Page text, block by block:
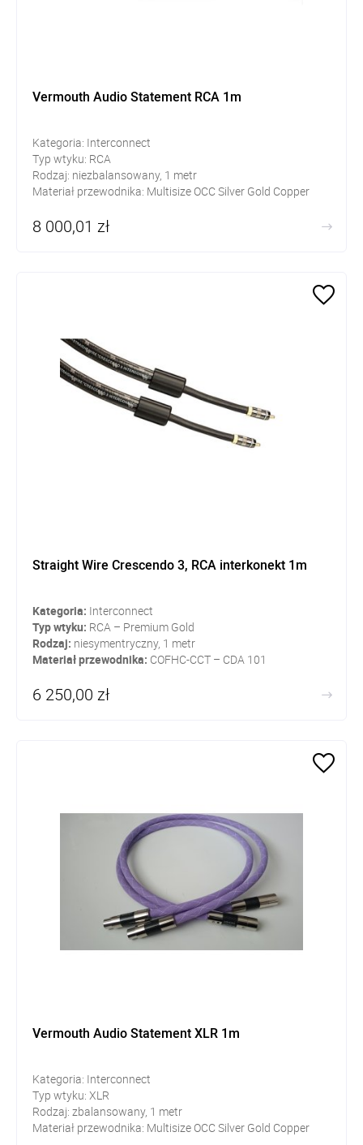
Vermouth Audio Statement RCA 1m
Kategoria: Interconnect
Typ wtyku: RCA
Rodzaj: niezbalansowany, 1 metr
Materiał przewodnika: Multisize OCC Silver Gold Copper
8 000,01 zł
Straight Wire Crescendo 3, RCA interkonekt 1m
Kategoria: Interconnect
Typ wtyku: RCA – Premium Gold
Rodzaj: niesymentryczny, 1 metr
Materiał przewodnika: COFHC-CCT – CDA 101
6 250,00 zł
Vermouth Audio Statement XLR 1m
Kategoria: Interconnect
Typ wtyku: XLR
Rodzaj: zbalansowany, 1 metr
Materiał przewodnika: Multisize OCC Silver Gold Copper